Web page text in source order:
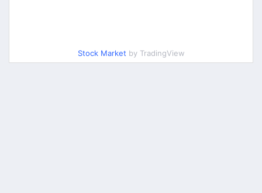
Stock Market by TradingView